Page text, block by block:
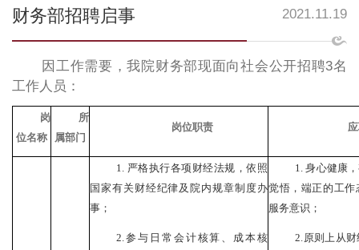
财务部招聘启事 2021.11.19
因工作需要，我院财务部现面向社会公开招聘3名
工作人员：
岗
位名称
所
属部门
岗位职责
1. 严格执行各项 财经法规 ，依照
国家有关财经纪律及院内规章制度办
事；
2.参与日常会计核算、 成本核
1. 身心健康
觉悟，端正的工
服务意识；
2.原则上 从